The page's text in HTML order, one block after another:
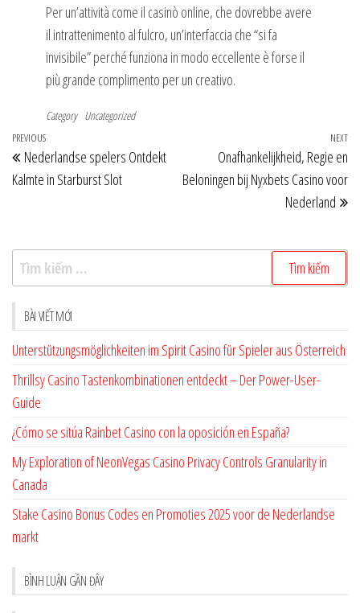
Per un’attività come il casinò online, che dovrebbe avere
il intrattenimento al fulcro, un’interfaccia che “si fa
invisibile” perché funziona in modo eccellente è forse il
più grande complimento per un creativo.
Category Uncategorized
Điều
hướng
bài
Previous
Post
PREVIOUS
Nederlandse spelers Ontdekt
Kalmte in Starburst Slot
NEXT
Onafhankelijkheid, Regie en
Beloningen bij Nyxbets Casino voor
Nederland
Tìm
kiếm
cho:
BÀI VIẾT MỚI
Unterstützungsmöglichkeiten im Spirit Casino für Spieler aus Österreich
Thrillsy Casino Tastenkombinationen entdeckt – Der Power-User-
Guide
¿Cómo se sitúa Rainbet Casino con la oposición en España?
My Exploration of NeonVegas Casino Privacy Controls Granularity in
Canada
Stake Casino Bonus Codes en Promoties 2025 voor de Nederlandse
markt
BÌNH LUẬN GẦN ĐÂY